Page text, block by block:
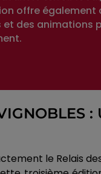
offre également
des animations
le Relais